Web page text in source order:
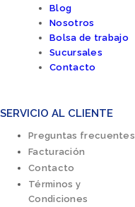
Blog
Nosotros
Bolsa de trabajo
Sucursales
Contacto
SERVICIO AL CLIENTE
Preguntas frecuentes
Facturación
Contacto
Términos y
Condiciones